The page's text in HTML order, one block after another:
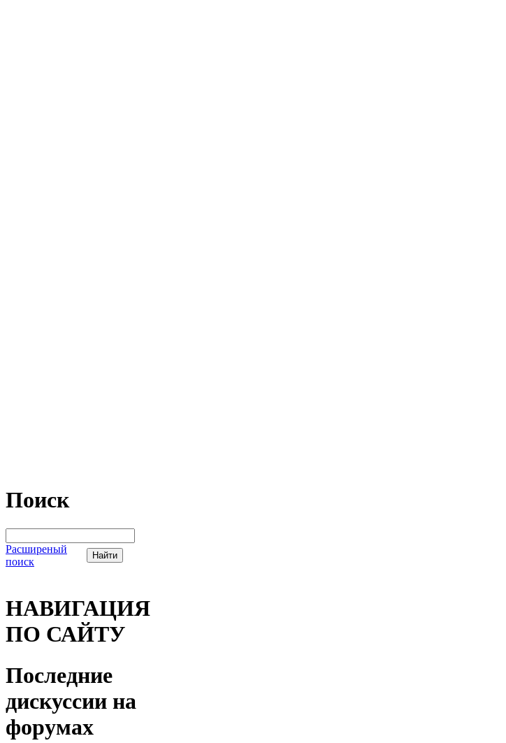
Поиск
Расширеный
поиск
НАВИГАЦИЯ
ПО САЙТУ
Последние
дискуссии на
форумах